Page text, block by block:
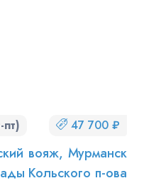
пт) 47 700 ₽
вояж, Мурманск
Кольского п-ова